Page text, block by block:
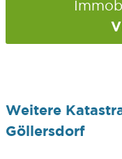
Weitere
Göllersdorf